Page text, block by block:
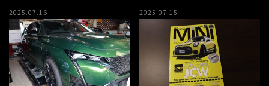
2025.07.16 2025.07.15